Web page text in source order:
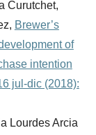
Curutchet,
Brewer’s
of
intention
jul-dic (2018):
Lourdes Arcia